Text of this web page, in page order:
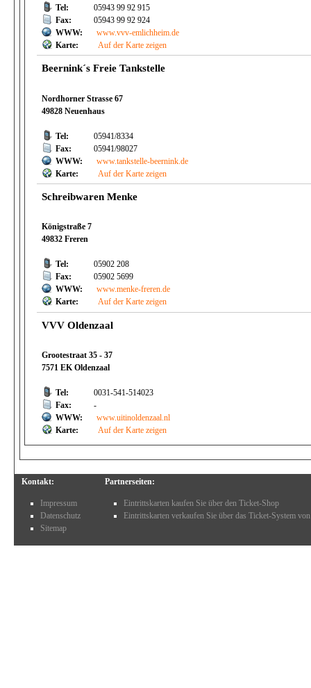
Tel:
05943 99 92 915
Fax:
05943 99 92 924
WWW:
www.vvv-emlichheim.de
Karte:
Auf der Karte zeigen
Beernink´s Freie Tankstelle
Nordhorner Strasse 67
49828 Neuenhaus
Tel:
05941/8334
Fax:
05941/98027
WWW:
www.tankstelle-beernink.de
Karte:
Auf der Karte zeigen
Schreibwaren Menke
Königstraße 7
49832 Freren
Tel:
05902 208
Fax:
05902 5699
WWW:
www.menke-freren.de
Karte:
Auf der Karte zeigen
VVV Oldenzaal
Grootestraat 35 - 37
7571 EK Oldenzaal
Tel:
0031-541-514023
Fax:
-
WWW:
www.uitinoldenzaal.nl
Karte:
Auf der Karte zeigen
Kontakt:
Impressum
Datenschutz
Sitemap
Partnerseiten:
Eintrittskarten kaufen Sie über den Ticket-Shop
Eintrittskarten verkaufen Sie über das Ticket-System